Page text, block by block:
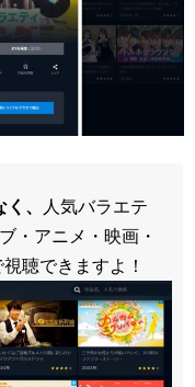
、
人気バラエテ
・アニメ・映画・
視聴できますよ！